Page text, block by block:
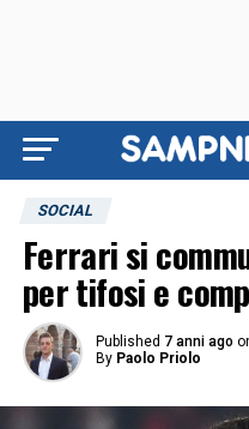
SOCIAL
Ferrari si
per tifosi e
Published 7 anni ago
By Paolo Priolo